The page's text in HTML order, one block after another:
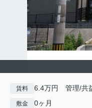
賃料 6.4万円 管理/共
敷金 0ヶ月